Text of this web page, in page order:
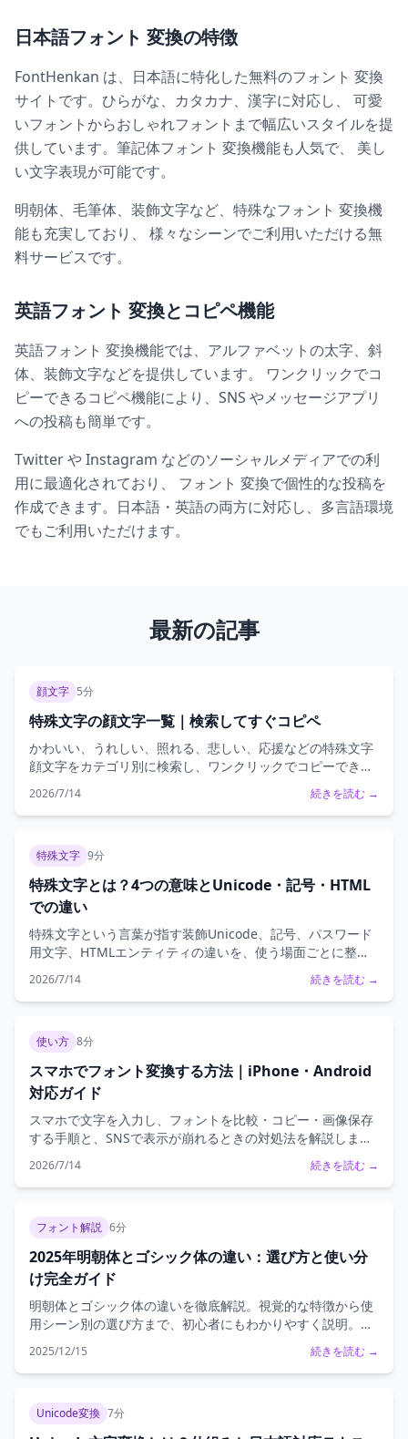
日本語フォント 変換の特徴
FontHenkan は、日本語に特化した無料のフォント 変換
サイトです。ひらがな、カタカナ、漢字に対応し、 可愛
いフォントからおしゃれフォントまで幅広いスタイルを提
供しています。筆記体フォント 変換機能も人気で、 美し
い文字表現が可能です。
明朝体、毛筆体、装飾文字など、特殊なフォント 変換機
能も充実しており、 様々なシーンでご利用いただける無
料サービスです。
英語フォント 変換とコピペ機能
英語フォント 変換機能では、アルファベットの太字、斜
体、装飾文字などを提供しています。 ワンクリックでコ
ピーできるコピペ機能により、SNS やメッセージアプリ
への投稿も簡単です。
Twitter や Instagram などのソーシャルメディアでの利
用に最適化されており、 フォント 変換で個性的な投稿を
作成できます。日本語・英語の両方に対応し、多言語環境
でもご利用いただけます。
最新の記事
顔文字 5分
特殊文字の顔文字一覧｜検索してすぐコピペ
かわいい、うれしい、照れる、悲しい、応援などの特殊文字
顔文字をカテゴリ別に検索し、ワンクリックでコピーできる
2026/7/14 続きを読む →
特殊文字 9分
特殊文字とは？4つの意味とUnicode・記号・HTML
での違い
特殊文字という言葉が指す装飾Unicode、記号、パスワード
用文字、HTMLエンティティの違いを、使う場面ごとに整理
2026/7/14 続きを読む →
使い方 8分
スマホでフォント変換する方法｜iPhone・Android
対応ガイド
スマホで文字を入力し、フォントを比較・コピー・画像保存
する手順と、SNSで表示が崩れるときの対処法を解説しま
2026/7/14 続きを読む →
フォント解説 6分
2025年明朝体とゴシック体の違い：選び方と使い分
け完全ガイド
明朝体とゴシック体の違いを徹底解説。視覚的な特徴から使
用シーン別の選び方まで、初心者にもわかりやすく説明。無
料で試せる変換ツール付きで、デザインや文書作成にすぐ活
用できます。
2025/12/15 続きを読む →
Unicode変換 7分